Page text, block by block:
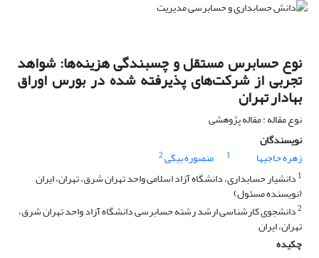
نوع حسابرس مستقل و چسبندگی هزینه‌ها: شواهد
تجربی از شرکت‌های پذیرفته شده در بورس اوراق
بهادار تهران
نوع مقاله : مقاله پژوهشی
نویسندگان
زهره حاجیها
1 منصوره بیگی2
1 دانشیار حسابداری، دانشگاه آزاد اسلامی واحد تهران شرق، تهران، ایران
(نویسنده مسئول)
2دانشجوی کارشناسی ارشد رشته حسابرسی دانشگاه آزاد واحد تهران شرق،
تهران، ایران
چکیده